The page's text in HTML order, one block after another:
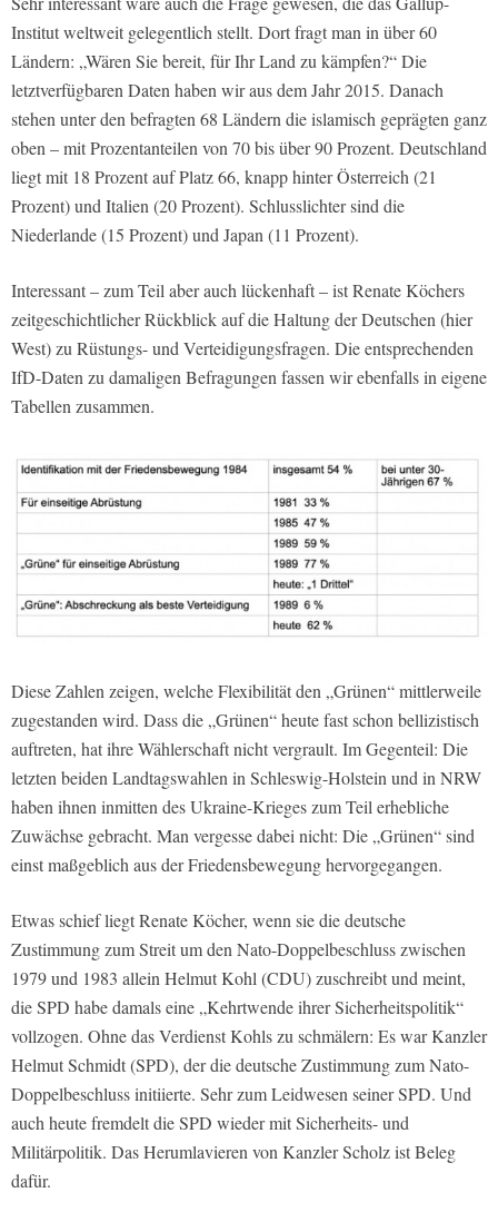
Institut weltweit gelegentlich stellt. Dort fragt man in über 60
Ländern: „Wären Sie bereit, für Ihr Land zu kämpfen?“ Die
letztverfügbaren Daten haben wir aus dem Jahr 2015. Danach
stehen unter den befragten 68 Ländern die islamisch geprägten ganz
oben – mit Prozentanteilen von 70 bis über 90 Prozent. Deutschland
liegt mit 18 Prozent auf Platz 66, knapp hinter Österreich (21
Prozent) und Italien (20 Prozent). Schlusslichter sind die
Niederlande (15 Prozent) und Japan (11 Prozent).
Interessant – zum Teil aber auch lückenhaft – ist Renate Köchers
zeitgeschichtlicher Rückblick auf die Haltung der Deutschen (hier
West) zu Rüstungs- und Verteidigungsfragen. Die entsprechenden
IfD-Daten zu damaligen Befragungen fassen wir ebenfalls in eigene
Tabellen zusammen.
Diese Zahlen zeigen, welche Flexibilität den „Grünen“ mittlerweile
zugestanden wird. Dass die „Grünen“ heute fast schon bellizistisch
auftreten, hat ihre Wählerschaft nicht vergrault. Im Gegenteil: Die
letzten beiden Landtagswahlen in Schleswig-Holstein und in NRW
haben ihnen inmitten des Ukraine-Krieges zum Teil erhebliche
Zuwächse gebracht. Man vergesse dabei nicht: Die „Grünen“ sind
einst maßgeblich aus der Friedensbewegung hervorgegangen.
Etwas schief liegt Renate Köcher, wenn sie die deutsche
Zustimmung zum Streit um den Nato-Doppelbeschluss zwischen
1979 und 1983 allein Helmut Kohl (CDU) zuschreibt und meint,
die SPD habe damals eine „Kehrtwende ihrer Sicherheitspolitik“
vollzogen. Ohne das Verdienst Kohls zu schmälern: Es war Kanzler
Helmut Schmidt (SPD), der die deutsche Zustimmung zum Nato-
Doppelbeschluss initiierte. Sehr zum Leidwesen seiner SPD. Und
auch heute fremdelt die SPD wieder mit Sicherheits- und
Militärpolitik. Das Herumlavieren von Kanzler Scholz ist Beleg
dafür.